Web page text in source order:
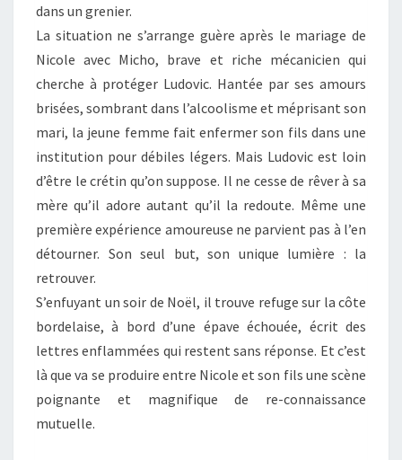
dans un grenier.
La situation ne s’arrange guère après le mariage de
Nicole avec Micho, brave et riche mécanicien qui
cherche à protéger Ludovic. Hantée par ses amours
brisées, sombrant dans l’alcoolisme et méprisant son
mari, la jeune femme fait enfermer son fils dans une
institution pour débiles légers. Mais Ludovic est loin
d’être le crétin qu’on suppose. Il ne cesse de rêver à sa
mère qu’il adore autant qu’il la redoute. Même une
première expérience amoureuse ne parvient pas à l’en
détourner. Son seul but, son unique lumière : la
retrouver.
S’enfuyant un soir de Noël, il trouve refuge sur la côte
bordelaise, à bord d’une épave échouée, écrit des
lettres enflammées qui restent sans réponse. Et c’est
là que va se produire entre Nicole et son fils une scène
poignante et magnifique de re-connaissance
mutuelle.